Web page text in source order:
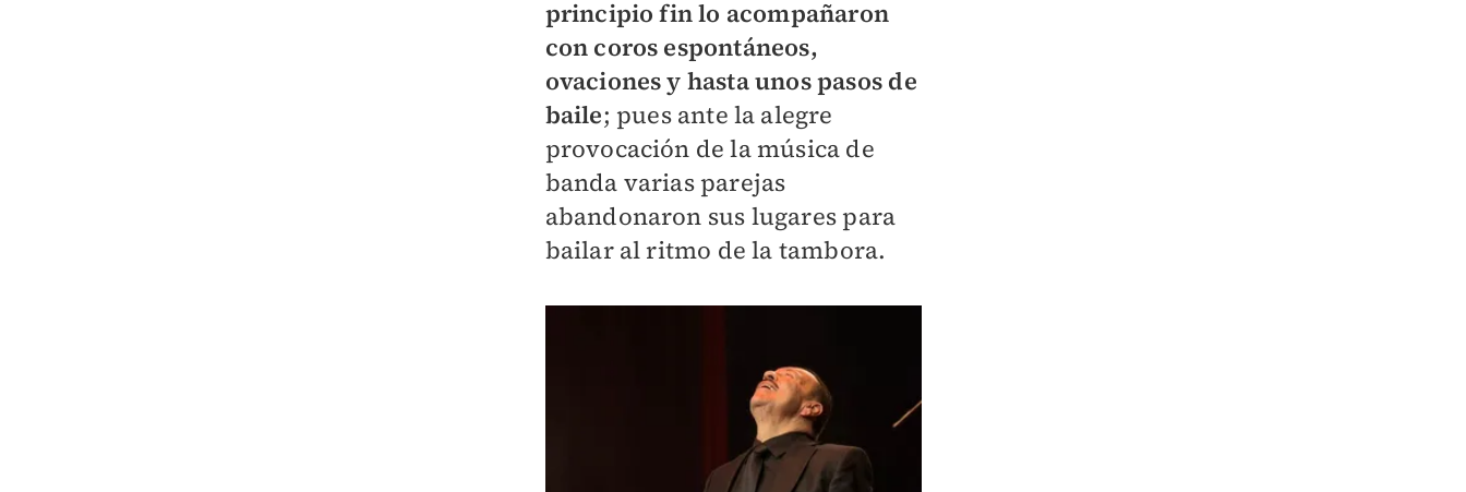
principio fin lo acompañaron
con coros espontáneos,
ovaciones y hasta unos pasos de
baile; pues ante la alegre
provocación de la música de
banda varias parejas
abandonaron sus lugares para
bailar al ritmo de la tambora.